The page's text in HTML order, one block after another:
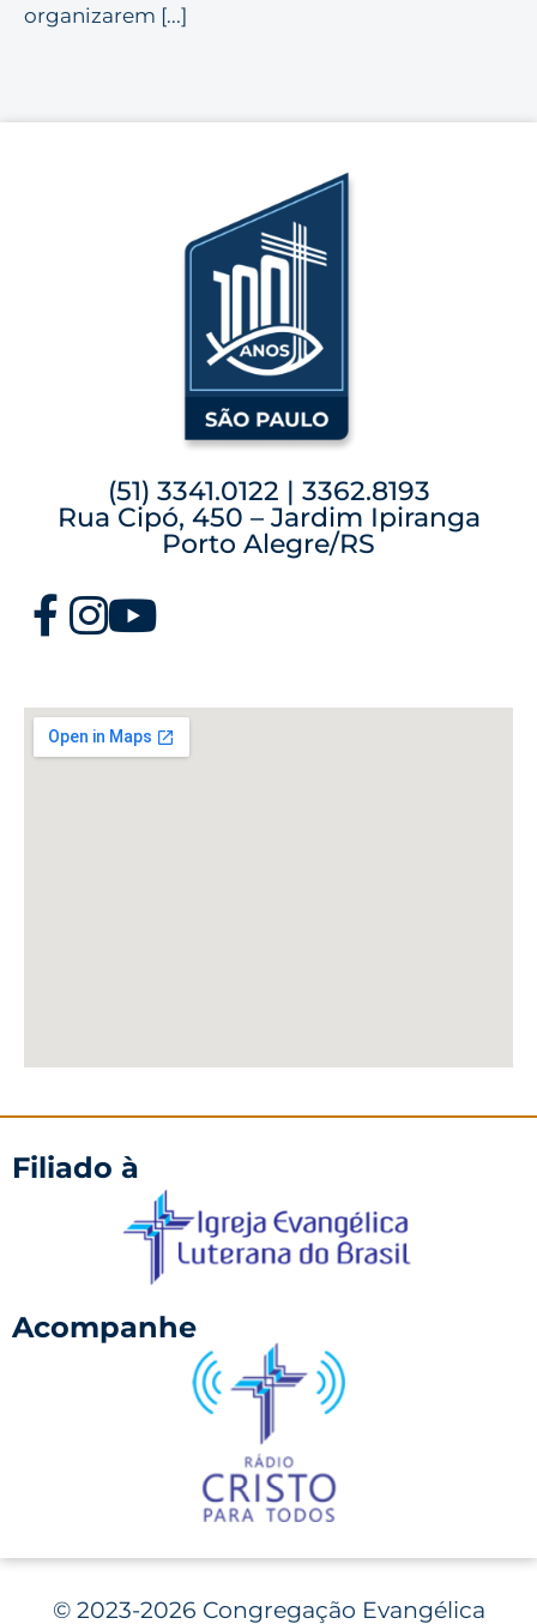
organizarem [...]
(51) 3341.0122 | 3362.8193
Rua Cipó, 450 – Jardim Ipiranga
Porto Alegre/RS
Filiado à
Acompanhe
©2023-2026 Congregação Evangélica